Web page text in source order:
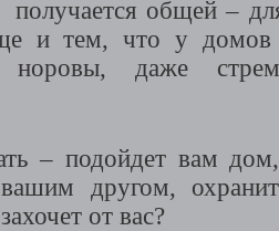
получается общей –
и тем, что у домов
норовы, даже
– подойдет вам
другом,
от вас?